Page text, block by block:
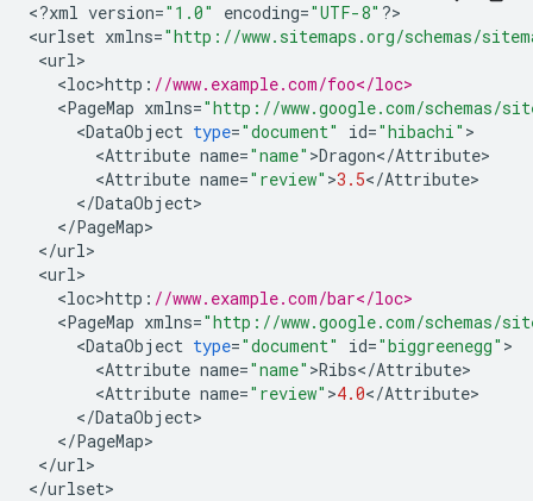
<?xml version="1.0" encoding="UTF-8" ?>
<urlset xmlns="http://www.sitemaps.org/schemas/
<url
<loc>http : //www.example.com/foo</loc>
<PageMap xmlns="http://www.google.com/schemas/
<DataObject type="document" id="hibachi"
<Attribute name="name" >Dragon</Attribute
<Attribute name="review" >3.5</Attribute
</DataObject
</PageMap
</url
<url
<loc>http : //www.example.com/bar</loc>
<PageMap xmlns="http://www.google.com/schemas/
<DataObject type="document" id="biggreenegg"
<Attribute name="name" >Ribs</Attribute
<Attribute name="review" >4.0</Attribute
</DataObject
</PageMap
</url>
</urlset>